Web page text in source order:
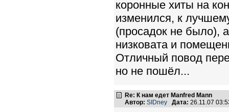
коронные хиты на
изменился, к
(просадок не было),
низковата и
Отличный повод
но не пошёл...
Re: К нам едет Manfred Mann
Автор: SIDney Дата: 26.11.07